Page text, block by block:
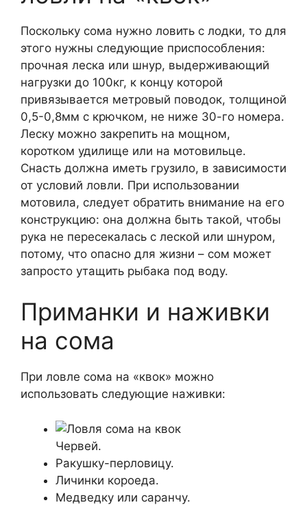
Поскольку сома нужно ловить с лодки, то для
этого нужны следующие приспособления:
прочная леска или шнур, выдерживающий
нагрузки до 100кг, к концу которой
привязывается метровый поводок, толщиной
0,5-0,8мм с крючком, не ниже 30-го номера.
Леску можно закрепить на мощном,
коротком удилище или на мотовильце.
Снасть должна иметь грузило, в зависимости
от условий ловли. При использовании
мотовила, следует обратить внимание на его
конструкцию: она должна быть такой, чтобы
рука не пересекалась с леской или шнуром,
потому, что опасно для жизни – сом может
запросто утащить рыбака под воду.
Приманки и наживки
на сома
При ловле сома на «квок» можно
использовать следующие наживки:
Червей.
Ракушку-перловицу.
Личинки короеда.
Медведку или саранчу.